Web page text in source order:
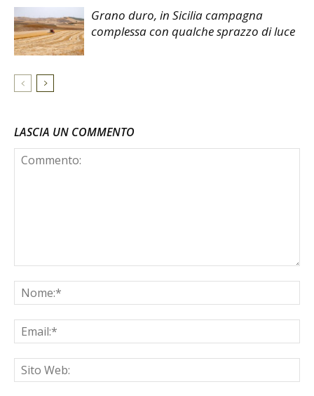
Grano duro, in Sicilia campagna
complessa con qualche sprazzo di luce
LASCIA UN COMMENTO